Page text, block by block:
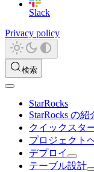
Slack
Privacy policy
検索
StarRocks
StarRocks の紹
クイックスタ
プロジェクト
デプロイ
テーブル設計